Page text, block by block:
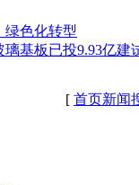
绿色化转型
基板已投9.93亿建
[ 首页新闻